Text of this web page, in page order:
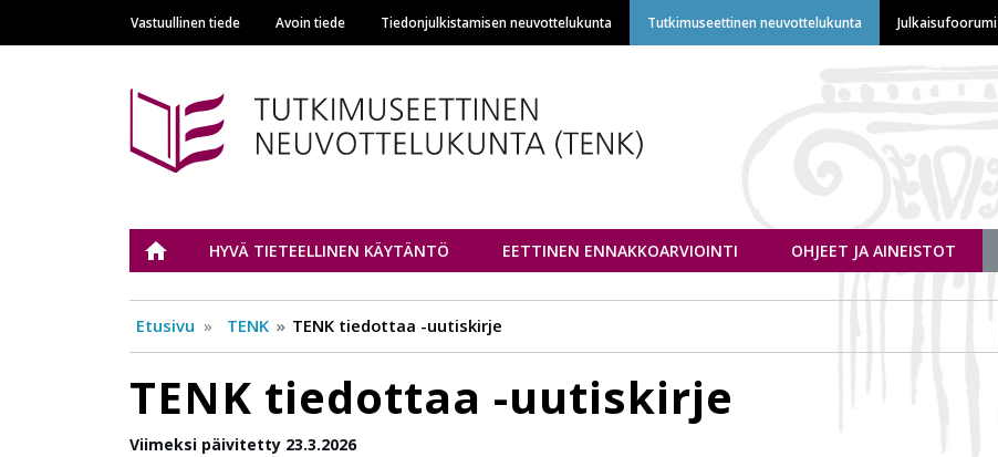
Hyppää
pääsisältöön
Main navigation
Vastuullinen tiede Avoin tiede Tiedonjulkistamisen neuvottelukunta Tutkimuseettinen neuvottelukunta Julkaisufoorumi
Tutkimuseettinen neuvottelukunta
ETUSIVUHYVÄ TIETEELLINEN KÄYTÄNTÖ EETTINEN ENNAKKOARVIOINTI OHJEET JA AINEISTOT
Etusivu TENK TENK tiedottaa -uutiskirje
TENK tiedottaa -uutiskirje
Viimeksi päivitetty 23.3.2026